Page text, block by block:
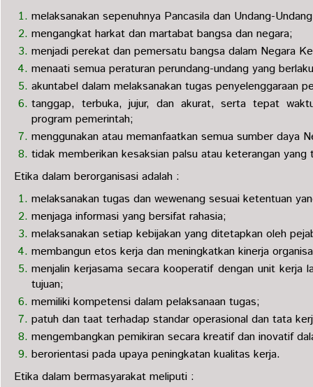
melaksanakan sepenuhnya Pancasila dan Undang-
mengangkat harkat dan martabat bangsa dan negara;
menjadi perekat dan pemersatu bangsa dalam Negara
menaati semua peraturan perundang-undang yang
akuntabel dalam melaksanakan tugas penyelenggaraan
tanggap, terbuka, jujur, dan akurat, serta tepat
program pemerintah;
menggunakan atau memanfaatkan semua sumber daya
tidak memberikan kesaksian palsu atau keterangan yang
Etika dalam berorganisasi adalah :
melaksanakan tugas dan wewenang sesuai ketentuan
menjaga informasi yang bersifat rahasia;
melaksanakan setiap kebijakan yang ditetapkan oleh
membangun etos kerja dan meningkatkan kinerja
menjalin kerjasama secara kooperatif dengan unit kerja
tujuan;
memiliki kompetensi dalam pelaksanaan tugas;
patuh dan taat terhadap standar operasional dan tata
mengembangkan pemikiran secara kreatif dan inovatif
berorientasi pada upaya peningkatan kualitas kerja.
Etika dalam bermasyarakat meliputi :